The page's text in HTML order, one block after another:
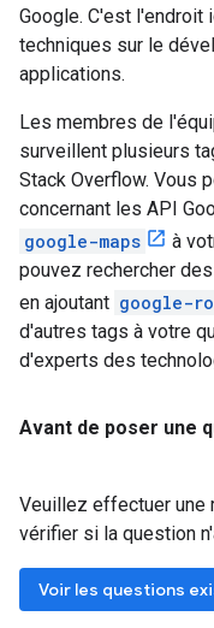
Google. C'est l'endroit
techniques sur le
applications.
Les membres de
surveillent plusieurs
Stack Overflow. Vous
concernant les API
google-maps
à
pouvez rechercher
en ajoutant google-
d'autres tags à votre
d'experts des
Avant de poser une
Veuillez effectuer une
vérifier si la question
Voir les questions